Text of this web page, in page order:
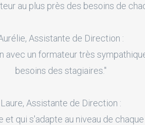
au plus près des besoins de
Assistante de Direction :
avec un formateur très
besoins des stagiaires."
Laure, Assistante de Direction :
et qui s'adapte au niveau de